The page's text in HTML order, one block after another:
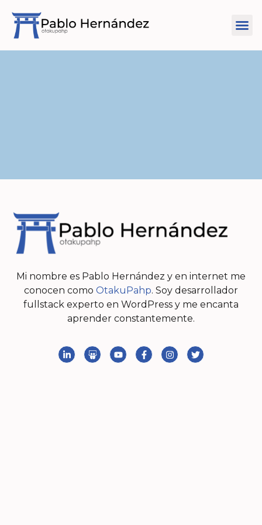
Mi nombre es Pablo Hernández y en internet me
conocen como OtakuPahp. Soy desarrollador
fullstack experto en WordPress y me encanta
aprender constantemente.